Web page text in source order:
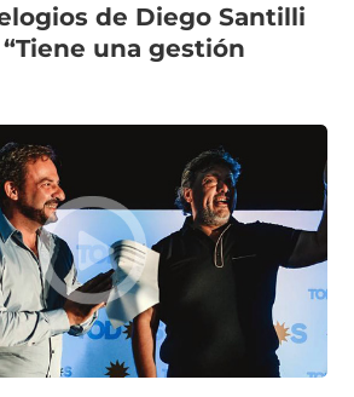
de Diego Santilli
una gestión